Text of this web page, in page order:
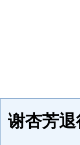
谢杏芳